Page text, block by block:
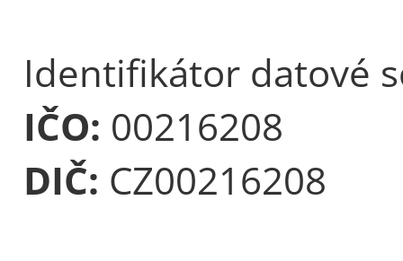
Identifikátor datové
IČO: 00216208
DIČ: CZ00216208